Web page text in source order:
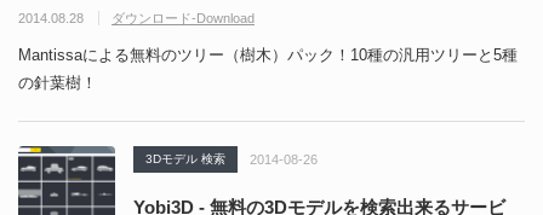
2014.08.28 ダウンロード-Download
Mantissaによる無料のツリー（樹木）パック！10種の汎用ツリーと5種
の針葉樹！
3Dモデル 検索 2014-08-26
Yobi3D - 無料の3Dモデルを検索出来るサービ